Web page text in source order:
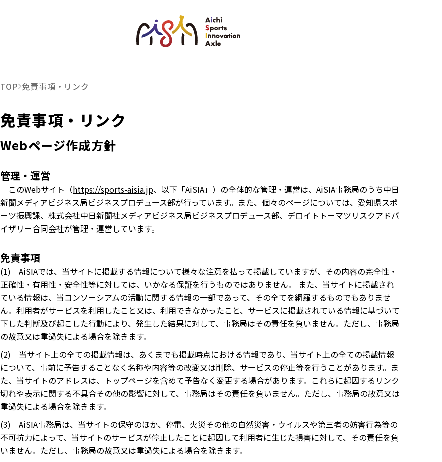
TOP 免責事項・リンク
免責事項・リンク
Webページ作成方針
管理・運営
このWebサイト（https://sports-aisia.jp、以下「AiSIA」）の全体的な管理・運営は、AiSIA事務局のうち中日
新聞メディアビジネス局ビジネスプロデュース部が行っています。また、個々のページについては、愛知県スポ
ーツ振興課、株式会社中日新聞社メディアビジネス局ビジネスプロデュース部、デロイトトーマツリスクアドバ
イザリー合同会社が管理・運営しています。
免責事項
(1) AiSIAでは、当サイトに掲載する情報について様々な注意を払って掲載していますが、その内容の完全性・
正確性・有用性・安全性等に対しては、いかなる保証を行うものではありません。 また、当サイトに掲載され
ている情報は、当コンソーシアムの活動に関する情報の一部であって、その全てを網羅するものでもありませ
ん。利用者がサービスを利用したこと又は、利用できなかったこと、サービスに掲載されている情報に基づいて
下した判断及び起こした行動により、発生した結果に対して、事務局はその責任を負いません。ただし、事務局
の故意又は重過失による場合を除きます。
(2) 当サイト上の全ての掲載情報は、あくまでも掲載時点における情報であり、当サイト上の全ての掲載情報
について、事前に予告することなく名称や内容等の改変又は削除、サービスの停止等を行うことがあります。ま
た、当サイトのアドレスは、トップページを含めて予告なく変更する場合があります。これらに起因するリンク
切れや表示に関する不具合その他の影響に対して、事務局はその責任を負いません。ただし、事務局の故意又は
重過失による場合を除きます。
(3) AiSIA事務局は、当サイトの保守のほか、停電、火災その他の自然災害・ウイルスや第三者の妨害行為等の
不可抗力によって、当サイトのサービスが停止したことに起因して利用者に生じた損害に対して、その責任を負
いません。ただし、事務局の故意又は重過失による場合を除きます。